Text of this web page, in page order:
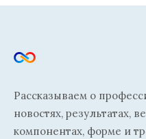
Рассказываем о
новостях, результатах,
компонентах, форме и